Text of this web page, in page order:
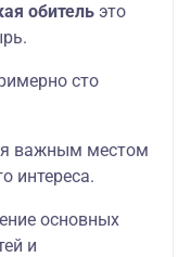
обитель это
сто
важным местом
интереса.
основных
и